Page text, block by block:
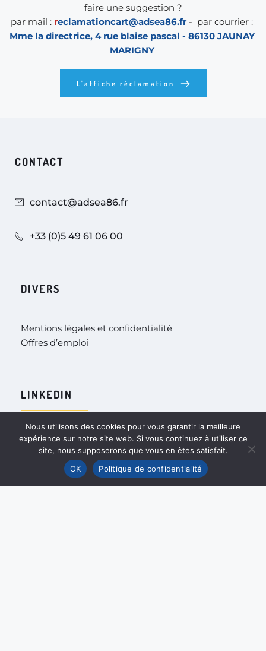
faire une suggestion ?
par mail : reclamationcart@adsea86.fr
Mme la directrice, 4 rue blaise pascal - 86130 JAUNAY
MARIGNY
L'affiche réclamation
CONTACT
contact@adsea86.fr
+33 (0)5 49 61 06 00
DIVERS
Mentions légales et confidentialité
Offres d’emploi
LINKEDIN
Nous utilisons des cookies pour vous garantir la meilleure
expérience sur notre site web. Si vous continuez à utiliser ce
site, nous supposerons que vous en êtes satisfait.
OK
Politique de confidentialité